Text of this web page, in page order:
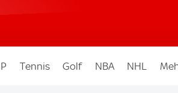
Tennis Golf NBA NHL